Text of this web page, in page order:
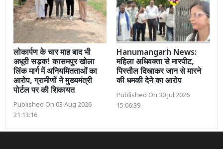
लोकार्पण के चार माह बाद भी
अधूरी सड़क! कासमपुर खोला
लिंक मार्ग में अनियमितताओं का
आरोप, ग्रामीणों ने मुख्यमंत्री
पोर्टल पर की शिकायत
Published On 03 Aug 2026
21:13:16
Hanumangarh News:
महिला अधिवक्ता से मारपीट,
पिस्तौल दिखाकर जान से मारने
की धमकी देने का आरोप
Published On 30 Jul 2026
15:06:39